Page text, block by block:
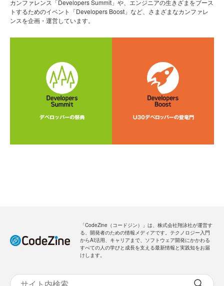
カンファレンス「Developers Summit」や、エンジニアの生きざまをブース
トするためのイベント「Developers Boost」など、さまざまなカンファレ
ンスを企画・運営しています。
「CodeZine（コードジン）」は、株式会社翔泳社が運営す
る、開発者のための情報メディアです。テクノロジー入門
からAI活用、キャリアまで、ソフトウェア開発にかかわる
すべての人の学びと成長を支える最新情報と実践知をお届
けします。